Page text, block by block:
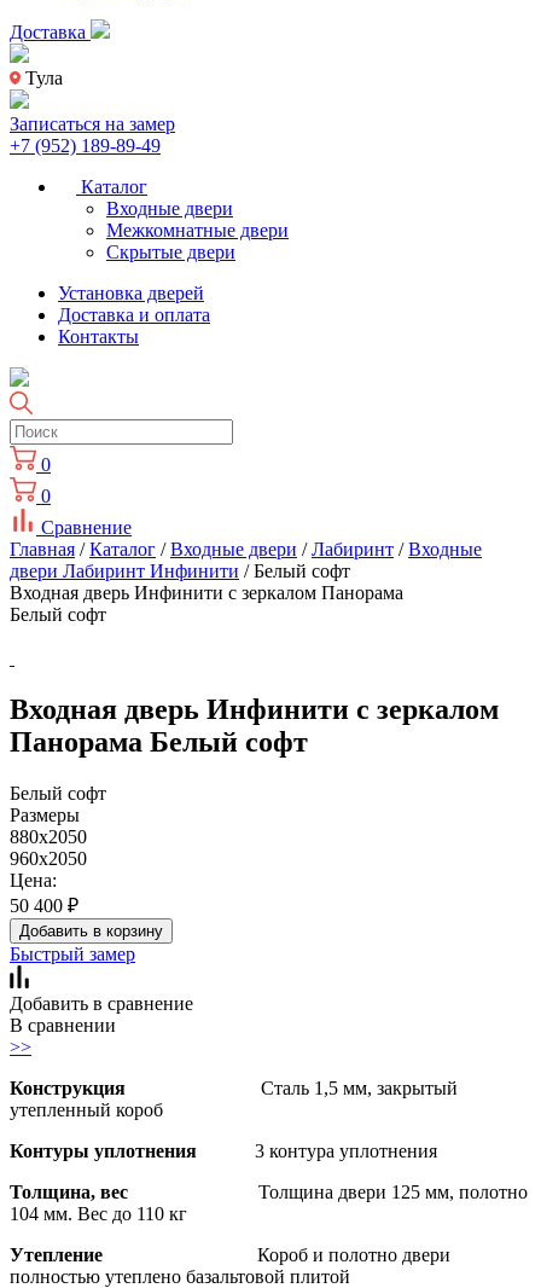
Доставка
Тула
Записаться на замер
+7 (952) 189-89-49
Каталог
Входные двери
Межкомнатные двери
Скрытые двери
Установка дверей
Доставка и оплата
Контакты
0
0
Сравнение
Главная /Каталог /Входные двери /Лабиринт /Входные
двери Лабиринт Инфинити / Белый софт
Входная дверь Инфинити с зеркалом Панорама
Белый софт
Входная дверь Инфинити с зеркалом
Панорама Белый софт
Белый софт
Размеры
880x2050
960x2050
Цена:
50 400 ₽
Добавить в корзину
Быстрый замер
Добавить в сравнение
В сравнении
>>
Конструкция Сталь 1,5 мм, закрытый
утепленный короб
Контуры уплотнения 3 контура уплотнения
Толщина, вес Толщина двери 125 мм, полотно
104 мм. Вес до 110 кг
Утепление Короб и полотно двери
полностью утеплено базальтовой плитой